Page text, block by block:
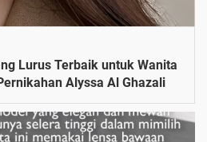
Lurus Terbaik untuk Wanita
Alyssa Al Ghazali